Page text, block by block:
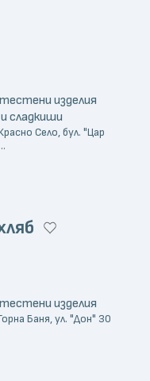
изделия
сладкиши
Село, бул. "Цар
изделия
Баня, ул. "Дон" 30